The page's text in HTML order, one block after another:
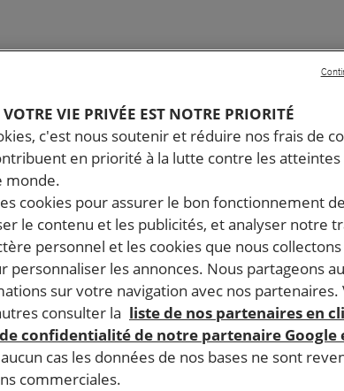
VOTRE VIE PRIVÉE EST NOTRE PRIORITÉ
c'est nous soutenir et réduire nos frais de
en priorité à la lutte contre les
monde.
cookies pour assurer le bon fonctionnement
le contenu et les publicités, et analyser notre
personnel et les cookies que nous
personnaliser les annonces. Nous partageons
sur votre navigation avec nos partenaires.
consulter la liste de nos partenaires en
confidentialité de notre partenaire Google
aucun cas les données de nos bases ne sont
commerciales.